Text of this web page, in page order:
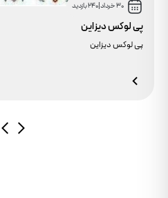
30 خرداد 240 بازدید
پی لوکس دیزاین
پی لوکس دیزاین